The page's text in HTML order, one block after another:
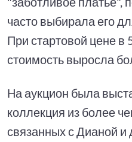
часто выбирала его
При стартовой цене в
стоимость выросла
На аукцион была
коллекция из более
связанных с Дианой и